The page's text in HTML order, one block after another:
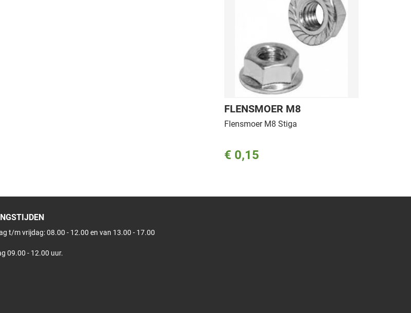
FLENSMOER M8
Flensmoer M8 Stiga
€ 0,15
t/m vrijdag: 08.00 - 12.00 en van 13.00 - 17.00
09.00 - 12.00 uur.